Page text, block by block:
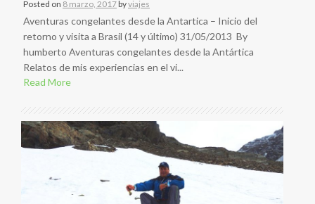
Posted on 8 marzo, 2017byviajes
Aventuras congelantes desde la Antartica – Inicio del
retorno y visita a Brasil (14 y último) 31/05/2013 By
humberto Aventuras congelantes desde la Antártica
Relatos de mis experiencias en el vi...
Read More